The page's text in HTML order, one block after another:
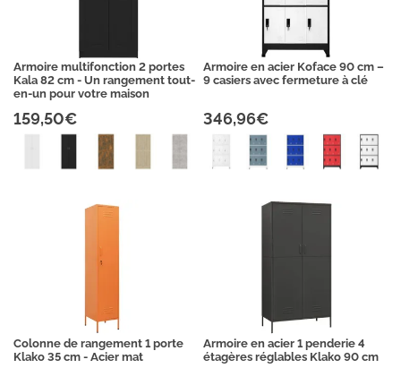
Armoire multifonction 2 portes
Kala 82 cm - Un rangement tout-
en-un pour votre maison
159,50€
Armoire en acier Koface 90 cm –
9 casiers avec fermeture à clé
346,96€
Colonne de rangement 1 porte
Klako 35 cm - Acier mat
Armoire en acier 1 penderie 4
étagères réglables Klako 90 cm